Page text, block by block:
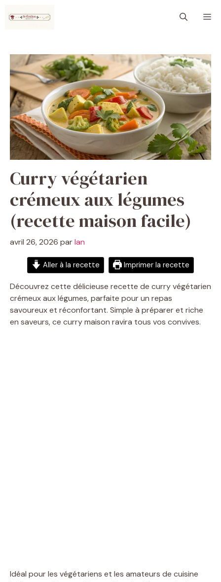
Curry végétarien
crémeux aux légumes
(recette maison facile)
avril 26, 2026 parIan
Aller à la recette Imprimer la recette
Découvrez cette délicieuse recette de curry végétarien
crémeux aux légumes, parfaite pour un repas
savoureux et réconfortant. Simple à préparer et riche
en saveurs, ce curry maison ravira tous vos convives.
Idéal pour les végétariens et les amateurs de cuisine